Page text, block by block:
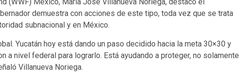
demuestra con acciones de este tipo, toda vez que se trata
subnacional y en México.
Yucatán hoy está dando un paso decidido hacia la meta 30×30 y
nivel federal para lograrlo. Está ayudando a proteger, no solamente
Villanueva Noriega.